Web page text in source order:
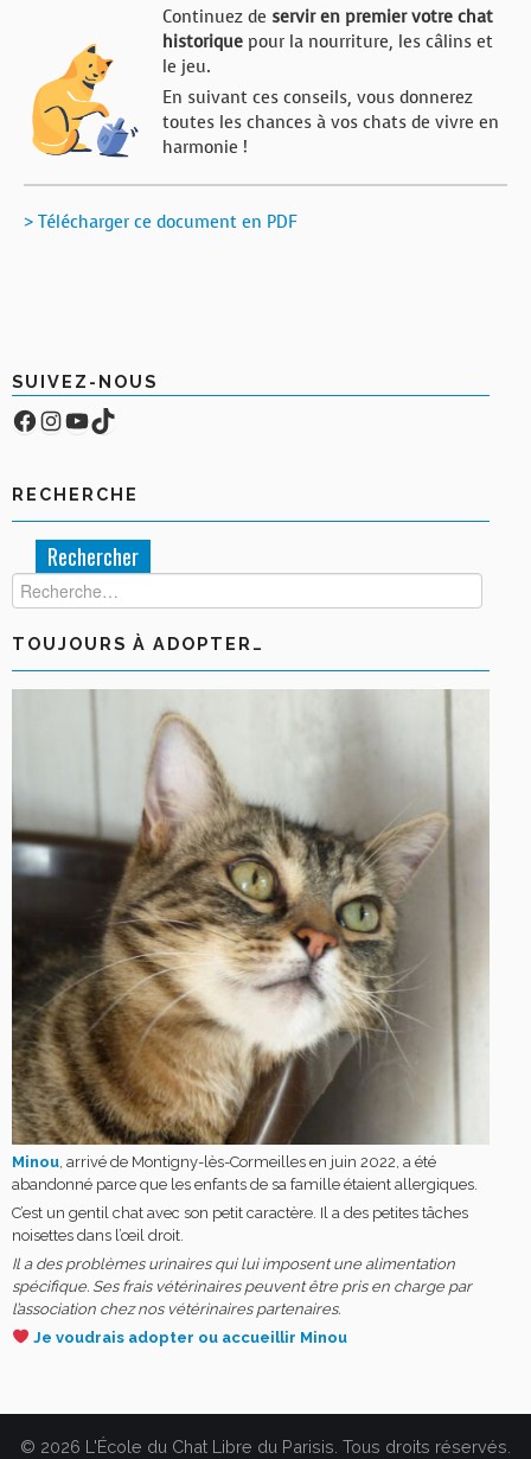
Continuez de servir en premier votre chat
historique pour la nourriture, les câlins et
le jeu.
En suivant ces conseils, vous donnerez
toutes les chances à vos chats de vivre en
harmonie !
> Télécharger ce document en PDF
SUIVEZ-NOUS
Facebook
Compte Instagram
YouTube
TikTok
RECHERCHE
Rechercher :
TOUJOURS À ADOPTER…
Minou, arrivé de Montigny-lès-Cormeilles en juin 2022, a été
abandonné parce que les enfants de sa famille étaient allergiques.
C’est un gentil chat avec son petit caractère. Il a des petites tâches
noisettes dans l’œil droit.
Il a des problèmes urinaires qui lui imposent une alimentation
spécifique. Ses frais vétérinaires peuvent être pris en charge par
l’association chez nos vétérinaires partenaires.
Je voudrais adopter ou accueillir Minou
© 2026 L'École du Chat Libre du Parisis. Tous droits réservés.